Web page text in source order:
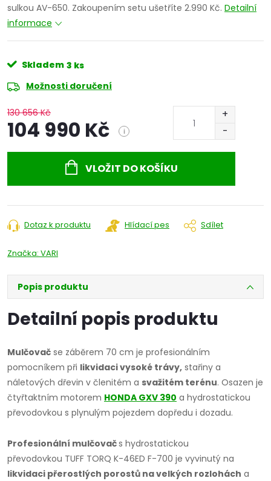
sulkou AV-650. Zakoupením setu ušetříte 2.990 Kč. Detailní
informace
Skladem 3 ks
Možnosti doručení
130 656 Kč
104 990 Kč i
VLOŽIT DO KOŠÍKU
Dotaz k produktu Hlídací pes Sdílet
Značka: VARI
Popis produktu
Detailní popis produktu
Mulčovač se záběrem 70 cm je profesionálním
pomocníkem při likvidaci vysoké trávy, stařiny a
náletových dřevin v členitém a svažitém terénu. Osazen je
čtyřtaktním motorem HONDA GXV 390 a hydrostatickou
převodovkou s plynulým pojezdem dopředu i dozadu.
Profesionální mulčovačs hydrostatickou
převodovkou TUFF TORQ K-46ED F-700 je vyvinutý na
likvidaci přerostlých porostů na velkých rozlohách a